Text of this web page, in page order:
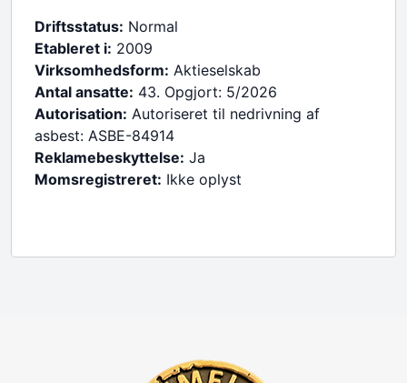
Driftsstatus: Normal
Etableret i: 2009
Virksomhedsform: Aktieselskab
Antal ansatte: 43. Opgjort: 5/2026
Autorisation: Autoriseret til nedrivning af
asbest: ASBE-84914
Reklamebeskyttelse: Ja
Momsregistreret: Ikke oplyst